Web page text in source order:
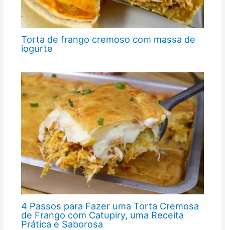
Torta de frango cremoso com massa de
iogurte
4 Passos para Fazer uma Torta Cremosa
de Frango com Catupiry, uma Receita
Prática e Saborosa